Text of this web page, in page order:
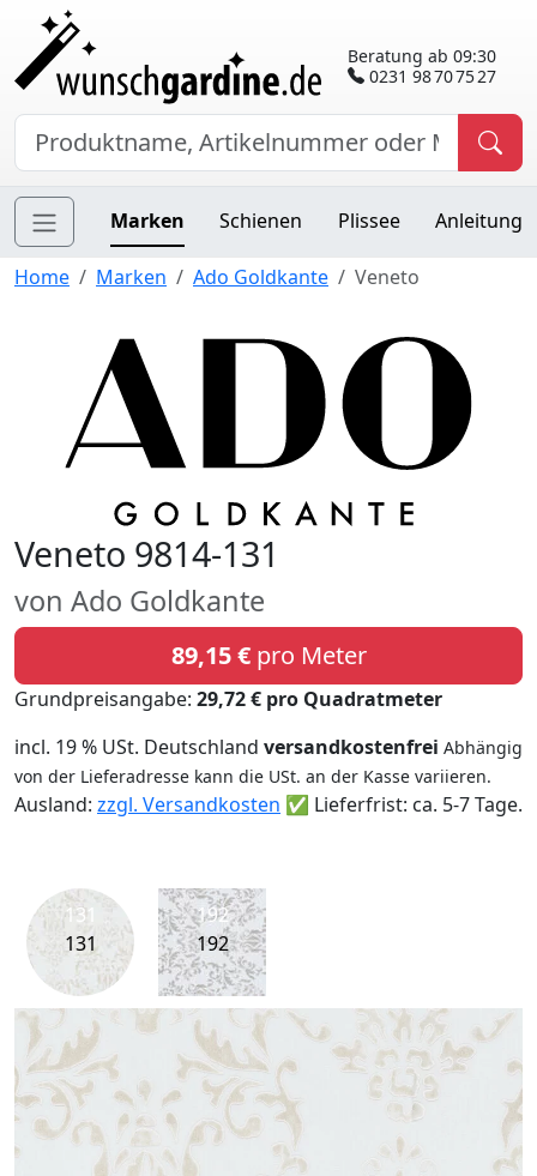
Beratung ab 09:30
0231 98 70 75 27
Marken Schienen Plissee Anleitung
Home Marken Ado Goldkante Veneto
Veneto 9814-131
von Ado Goldkante
89,15 €pro Meter
Grundpreisangabe: 29,72 € pro Quadratmeter
incl. 19 % USt. Deutschland versandkostenfrei Abhängig
von der Lieferadresse kann die USt. an der Kasse variieren.
Ausland: zzgl. Versandkosten ✅ Lieferfrist: ca. 5-7 Tage.
131
131
192
192